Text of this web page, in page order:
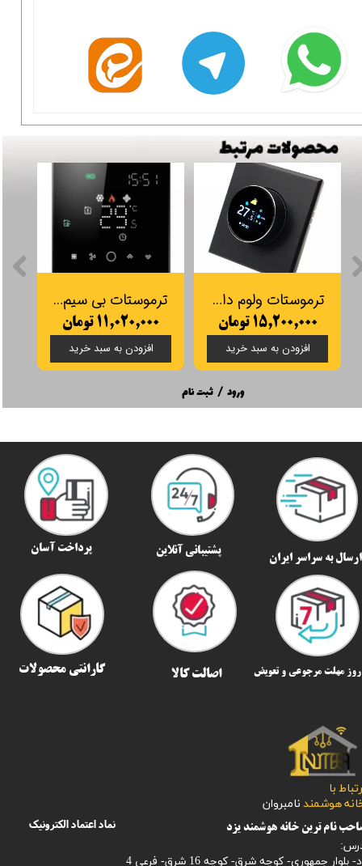
ترموستات بی سیم هوشمند BECA BAC-003ALW (گرمایش از کف/فن کوئل/کولر آبی)
۱۱,۰۲۰,۰۰۰ تومان
افزودن به سبد خرید
ترموستات ولوم دار هوشمند Wi-Fi BAC-7000 تویا
۱۵,۲۰۰,۰۰۰ تومان
افزودن به سبد خرید
ورود / ثبت نام
با
هوشمند نامبروان
بلوار جمهوری- کوچه شرق- کوچه 16 شرق- فرعی 4
نماد اعتماد الکترونیک
ارسال به سراسر ایران​​​​​​​
پشتیبانی آنلاین پرداخت آسان
اصالت کالا گارانتی محصولات
نام ترین خانه هوشمند یزد